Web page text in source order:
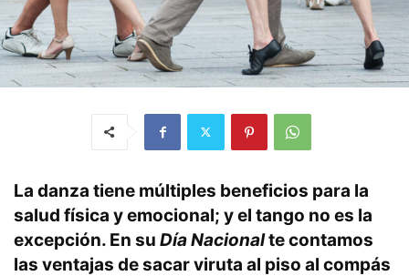
La danza tiene múltiples beneficios para la
salud física y emocional; y el tango no es la
excepción. En su Día Nacionalte contamos
las ventajas de sacar viruta al piso al compás